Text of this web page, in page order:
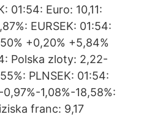
01:54: Euro: 10,11:
EURSEK: 01:54:
+0,20% +5,84%
Polska zloty: 2,22-
PLNSEK: 01:54:
1,08%-18,58%:
franc: 9,17